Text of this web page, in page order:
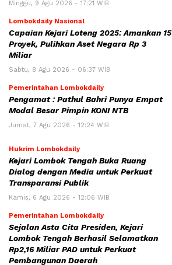
Minggu, 9 Agu 2026 - 17:21 WIB
Lombokdaily Nasional
Capaian Kejari Loteng 2025: Amankan 15
Proyek, Pulihkan Aset Negara Rp 3
Miliar
Sabtu, 8 Agu 2026 - 06:37 WIB
Pemerintahan Lombokdaily
Pengamat : Pathul Bahri Punya Empat
Modal Besar Pimpin KONI NTB
Jumat, 7 Agu 2026 - 12:24 WIB
Hukrim Lombokdaily
Kejari Lombok Tengah Buka Ruang
Dialog dengan Media untuk Perkuat
Transparansi Publik
Kamis, 6 Agu 2026 - 12:06 WIB
Pemerintahan Lombokdaily
Sejalan Asta Cita Presiden, Kejari
Lombok Tengah Berhasil Selamatkan
Rp2,16 Miliar PAD untuk Perkuat
Pembangunan Daerah